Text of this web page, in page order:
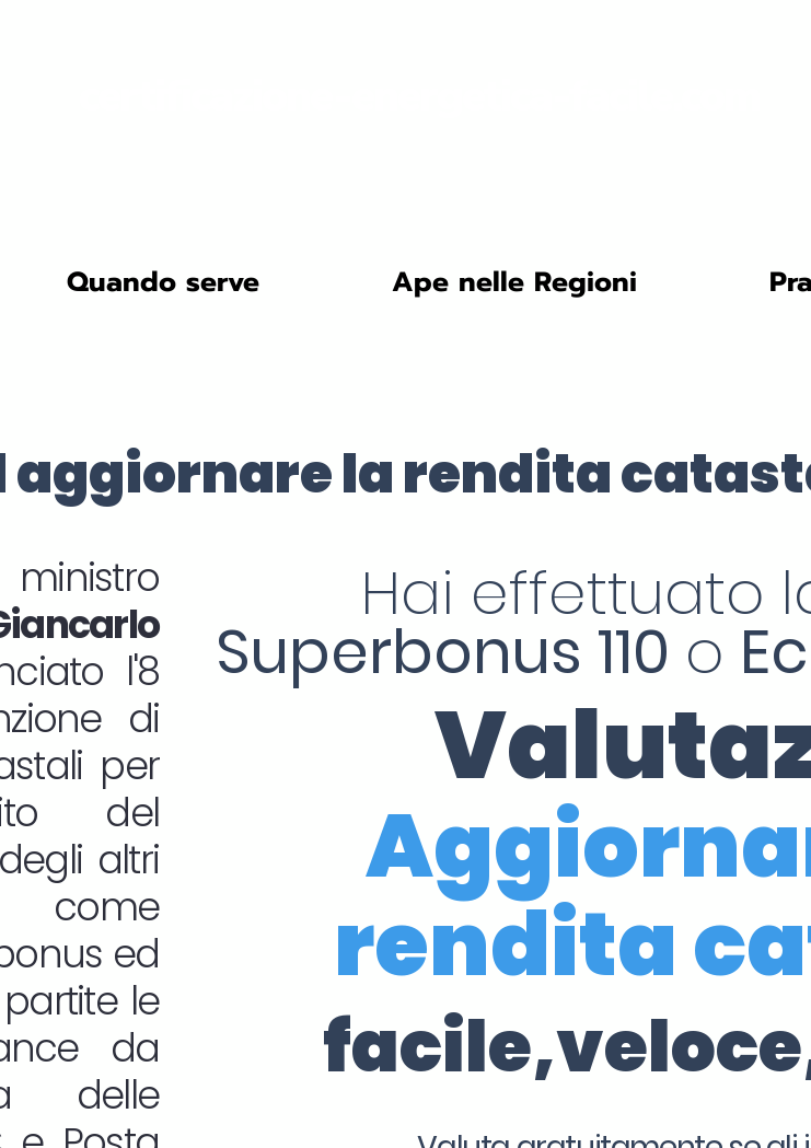
aggiornare la rendita
l'8
di
per
del
altri
ed
le
da
delle
rendita
Hai effettuato
Superbonus 110 o
Quando serve Ape nelle Regioni